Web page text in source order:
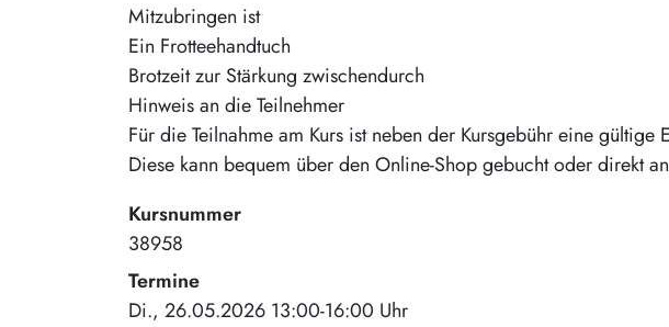
Mitzubringen ist
Ein Frotteehandtuch
Brotzeit zur Stärkung zwischendurch
Hinweis an die Teilnehmer
Für die Teilnahme am Kurs ist neben der Kursgebühr eine
Diese kann bequem über den Online-Shop gebucht oder direkt
Kursnummer
38958
Termine
Di., 26.05.2026 13:00-16:00 Uhr